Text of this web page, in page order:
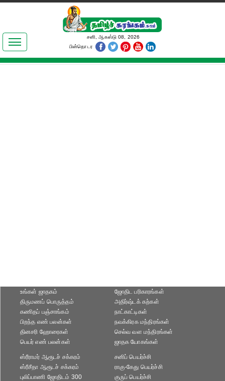
இலக்கியங்கள்
தமிழ் உலகம்
சனி, ஆகஸ்டு 08, 2026
பின்தொடர
உங்கள் ஜாதகம்
திருமணப் பொருத்தம்
கணிதப் பஞ்சாங்கம்
ஜோதிட ப‌ரிகார‌ங்க‌ள்
அதிர்ஷ்டக் கற்கள்
நாட்காட்டிகள்
பிறந்த எண் பலன்கள்
தினசரி ஹோரைகள்
பெயர் எண் பலன்கள்
நவக்கிரக மந்திரங்கள்
செல்வ வள மந்திரங்கள்
ஜாதக யோகங்கள்
ஸ்ரீராமர் ஆரூடச் சக்கரம்
ஸ்ரீசீதா ஆரூடச் சக்கரம்
புலிப்பாணி ஜோதிடம் 300
சனிப் பெயர்ச்சி
ராகு-கேது பெயர்ச்சி
குருப் பெயர்ச்சி